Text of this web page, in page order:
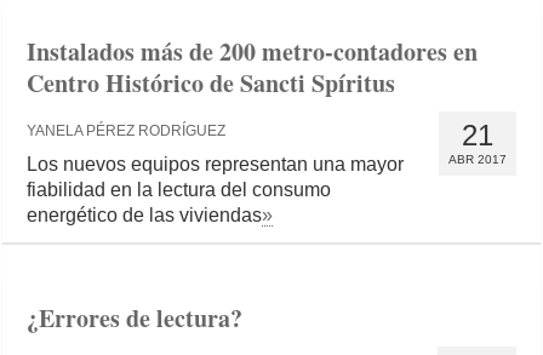
Instalados más de 200 metro-contadores en
Centro Histórico de Sancti Spíritus
21
ABR 2017
YANELA PÉREZ RODRÍGUEZ
Los nuevos equipos representan una mayor
fiabilidad en la lectura del consumo
energético de las viviendas»
¿Errores de lectura?